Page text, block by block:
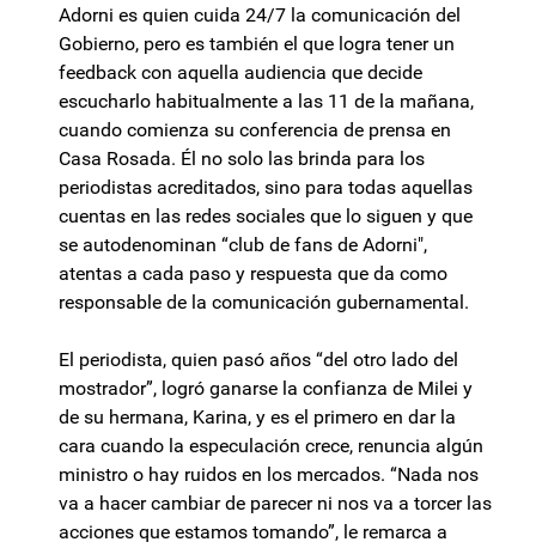
Adorni es quien cuida 24/7 la comunicación del
Gobierno, pero es también el que logra tener un
feedback con aquella audiencia que decide
escucharlo habitualmente a las 11 de la mañana,
cuando comienza su conferencia de prensa en
Casa Rosada. Él no solo las brinda para los
periodistas acreditados, sino para todas aquellas
cuentas en las redes sociales que lo siguen y que
se autodenominan “club de fans de Adorni",
atentas a cada paso y respuesta que da como
responsable de la comunicación gubernamental.
El periodista, quien pasó años “del otro lado del
mostrador”, logró ganarse la confianza de Milei y
de su hermana, Karina, y es el primero en dar la
cara cuando la especulación crece, renuncia algún
ministro o hay ruidos en los mercados. “Nada nos
va a hacer cambiar de parecer ni nos va a torcer las
acciones que estamos tomando”, le remarca a